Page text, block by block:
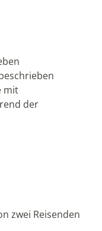
mit
der
zwei Reisenden